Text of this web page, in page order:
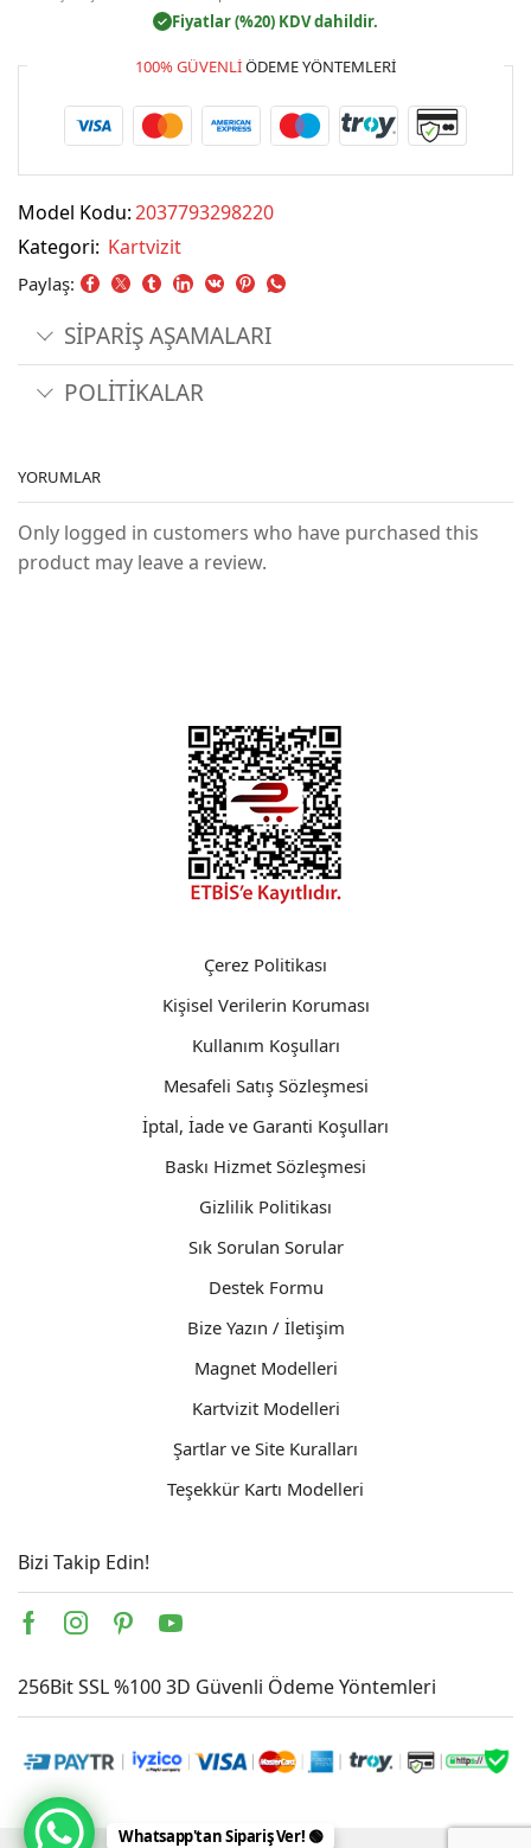
✓ Fiyatlar (%20) KDV dahildir.
100% GÜVENLIÖDEME YÖNTEMLERI
Model Kodu:2037793298220
Kategori: Kartvizit
Paylaş:
SİPARİŞ AŞAMALARI
POLİTİKALAR
YORUMLAR
Only logged in customers who have purchased this
product may leave a review.
Çerez Politikası
Kişisel Verilerin Koruması
Kullanım Koşulları
Mesafeli Satış Sözleşmesi
İptal, İade ve Garanti Koşulları
Baskı Hizmet Sözleşmesi
Gizlilik Politikası
Sık Sorulan Sorular
Destek Formu
Bize Yazın / İletişim
Magnet Modelleri
Kartvizit Modelleri
Şartlar ve Site Kuralları
Teşekkür Kartı Modelleri
Bizi Takip Edin!
Facebook
Instagram
PinterestYoutube
256Bit SSL %100 3D Güvenli Ödeme Yöntemleri
Whatsapp'tan Sipariş Ver! 🟢